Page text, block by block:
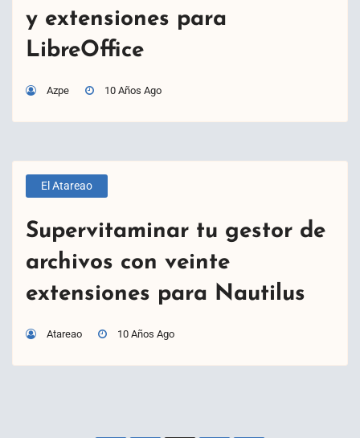
y extensiones para
LibreOffice
Azpe 10 Años Ago
El Atareao
Supervitaminar tu gestor de
archivos con veinte
extensiones para Nautilus
Atareao 10 Años Ago